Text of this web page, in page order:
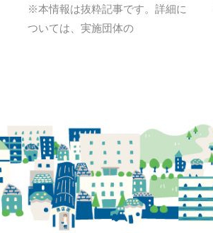
※本情報は抜粋記事です。詳細に
ついては、実施団体の